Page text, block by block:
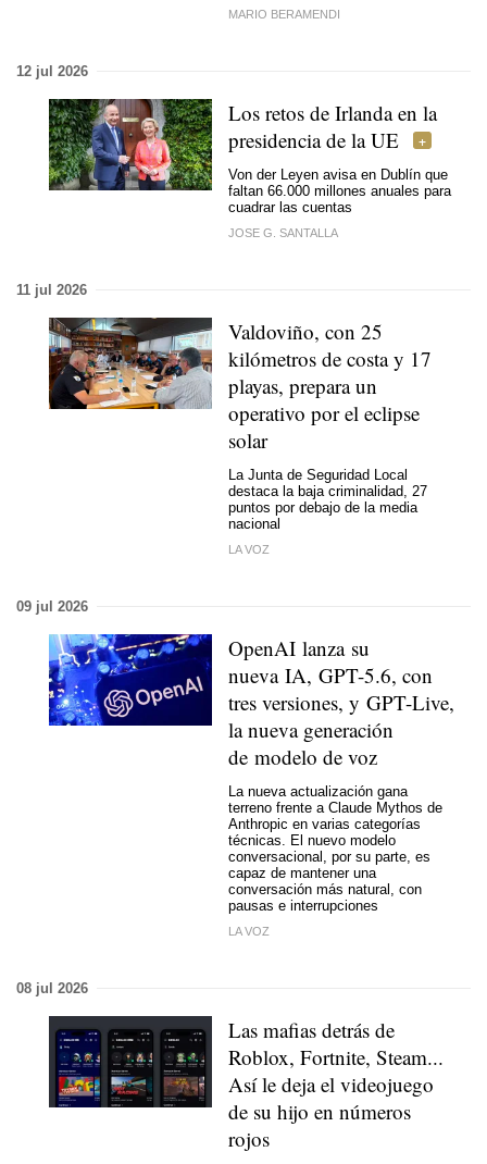
MARIO BERAMENDI
12 jul 2026
Los retos de Irlanda en la
presidencia de la UE
Von der Leyen avisa en Dublín que
faltan 66.000 millones anuales para
cuadrar las cuentas
JOSE G. SANTALLA
11 jul 2026
Valdoviño, con 25
kilómetros de costa y 17
playas, prepara un
operativo por el eclipse
solar
La Junta de Seguridad Local
destaca la baja criminalidad, 27
puntos por debajo de la media
nacional
LA VOZ
09 jul 2026
OpenAI lanza su
nueva IA, GPT-5.6, con
tres versiones, y GPT-Live,
la nueva generación
de modelo de voz
La nueva actualización gana
terreno frente a Claude Mythos de
Anthropic en varias categorías
técnicas. El nuevo modelo
conversacional, por su parte, es
capaz de mantener una
conversación más natural, con
pausas e interrupciones
LA VOZ
08 jul 2026
Las mafias detrás de
Roblox, Fortnite, Steam...
Así le deja el videojuego
de su hijo en números
rojos